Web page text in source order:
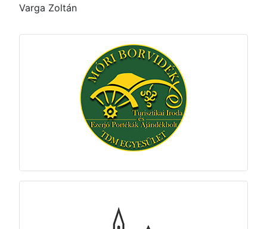
Varga Zoltán